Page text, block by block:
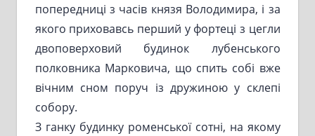
попередниці з часів князя Володимира, і за
якого приховавсь перший у фортеці з цегли
двоповерховий будинок лубенського
полковника Марковича, що спить собі вже
вічним сном поруч із дружиною у склепі
собору.
З ганку будинку роменської сотні, на якому